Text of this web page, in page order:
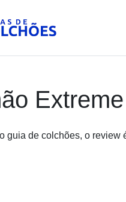
de Colchões e reviews
guia de colchões, o review